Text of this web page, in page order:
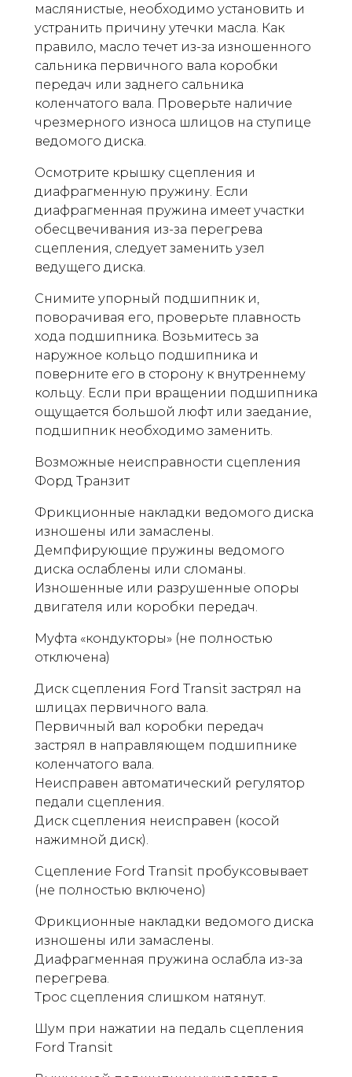
маслянистые, необходимо установить и
устранить причину утечки масла. Как
правило, масло течет из-за изношенного
сальника первичного вала коробки
передач или заднего сальника
коленчатого вала. Проверьте наличие
чрезмерного износа шлицов на ступице
ведомого диска.
Осмотрите крышку сцепления и
диафрагменную пружину. Если
диафрагменная пружина имеет участки
обесцвечивания из-за перегрева
сцепления, следует заменить узел
ведущего диска.
Снимите упорный подшипник и,
поворачивая его, проверьте плавность
хода подшипника. Возьмитесь за
наружное кольцо подшипника и
поверните его в сторону к внутреннему
кольцу. Если при вращении подшипника
ощущается большой люфт или заедание,
подшипник необходимо заменить.
Возможные неисправности сцепления
Форд Транзит
Фрикционные накладки ведомого диска
изношены или замаслены.
Демпфирующие пружины ведомого
диска ослаблены или сломаны.
Изношенные или разрушенные опоры
двигателя или коробки передач.
Муфта «кондукторы» (не полностью
отключена)
Диск сцепления Ford Transit застрял на
шлицах первичного вала.
Первичный вал коробки передач
застрял в направляющем подшипнике
коленчатого вала.
Неисправен автоматический регулятор
педали сцепления.
Диск сцепления неисправен (косой
нажимной диск).
Сцепление Ford Transit пробуксовывает
(не полностью включено)
Фрикционные накладки ведомого диска
изношены или замаслены.
Диафрагменная пружина ослабла из-за
перегрева.
Трос сцепления слишком натянут.
Шум при нажатии на педаль сцепления
Ford Transit